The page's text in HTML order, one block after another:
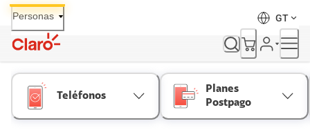
Skip
Content
Personas GT
Teléfonos
Planes
Postpago